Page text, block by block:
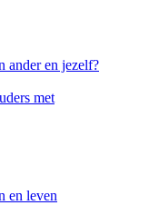
ander en jezelf?
met
en leven